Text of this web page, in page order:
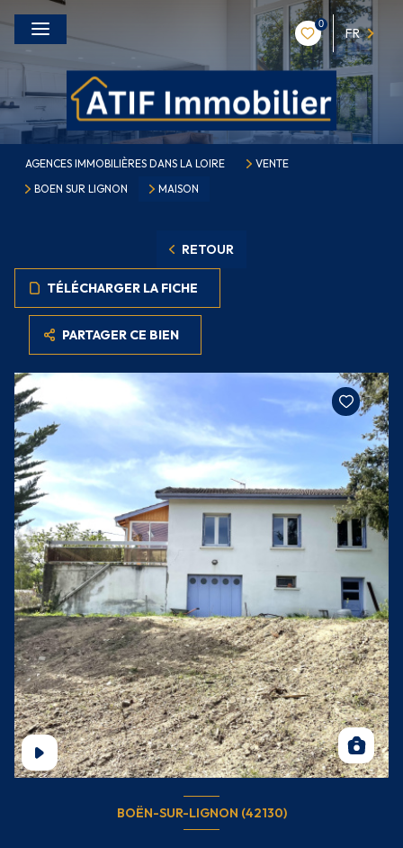
0
FR
AGENCES IMMOBILIÈRES DANS LA LOIRE
VENTE
BOEN SUR LIGNON
MAISON
RETOUR
TÉLÉCHARGER LA FICHE
PARTAGER CE BIEN
BOËN-SUR-LIGNON (42130)